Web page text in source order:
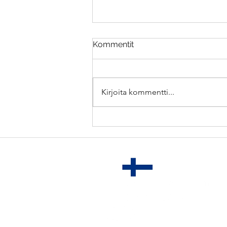
PLUS)
Kommentit
Kirjoita kommentti...